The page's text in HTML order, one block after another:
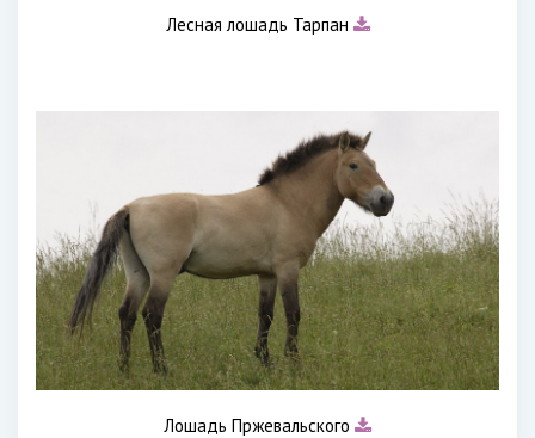
Лесная лошадь Тарпан
Лошадь Пржевальского